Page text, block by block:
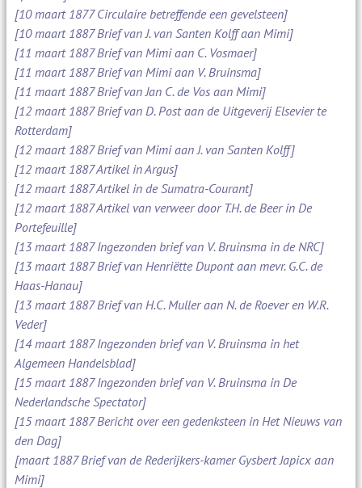
[10 maart 1877 Circulaire betreffende een gevelsteen]
[10 maart 1887 Brief van J. van Santen Kolff aan Mimi]
[11 maart 1887 Brief van Mimi aan C. Vosmaer]
[11 maart 1887 Brief van Mimi aan V. Bruinsma]
[11 maart 1887 Brief van Jan C. de Vos aan Mimi]
[12 maart 1887 Brief van D. Post aan de Uitgeverij Elsevier te
Rotterdam]
[12 maart 1887 Brief van Mimi aan J. van Santen Kolff]
[12 maart 1887 Artikel in Argus]
[12 maart 1887 Artikel in de Sumatra-Courant]
[12 maart 1887 Artikel van verweer door T.H. de Beer in De
Portefeuille]
[13 maart 1887 Ingezonden brief van V. Bruinsma in de NRC]
[13 maart 1887 Brief van Henriëtte Dupont aan mevr. G.C. de
Haas-Hanau]
[13 maart 1887 Brief van H.C. Muller aan N. de Roever en W.R.
Veder]
[14 maart 1887 Ingezonden brief van V. Bruinsma in het
Algemeen Handelsblad]
[15 maart 1887 Ingezonden brief van V. Bruinsma in De
Nederlandsche Spectator]
[15 maart 1887 Bericht over een gedenksteen in Het Nieuws van
den Dag]
[maart 1887 Brief van de Rederijkers-kamer Gysbert Japicx aan
Mimi]